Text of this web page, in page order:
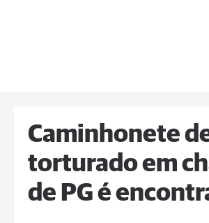
Caminhonete
torturado em
de PG é